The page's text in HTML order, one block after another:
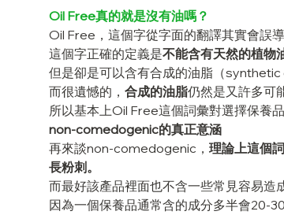
Oil Free真的就是沒有油嗎？
Oil Free，這個字從字面的翻譯其實會誤導
這個字正確的定義是不能含有天然的植物
但是卻是可以含有合成的油脂（synthetic
而很遺憾的， 合成的油脂仍然是又許多可
所以基本上Oil Free這個詞彙對選擇保養
non-comedogenic的真正意涵
再來談non-comedogenic， 理論上這個
長粉刺。
而最好該產品裡面也不含一些常見容易造
因為一個保養品通常含的成分多半會20-